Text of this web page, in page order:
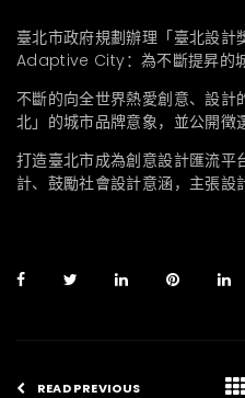
臺北市政府規劃辦理「臺北設
Adaptive City：為不斷提昇的城
不斷的向全世界熱愛創意、設計
北」的城市品牌意象，並公開徵
打造臺北市成為創意設計匯流平
計、鼓勵社會設計意涵，主張設
READ PREVIOUS